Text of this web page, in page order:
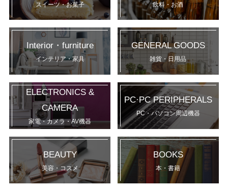
スイーツ・お菓子 飲料・お酒
Interior・furniture
インテリア・家具
GENERAL GOODS
雑貨・日用品
ELECTRONICS &
CAMERA
家電・カメラ・AV機器
PC·PC PERIPHERALS
PC・パソコン周辺機器
BEAUTY
美容・コスメ
BOOKS
本・書籍